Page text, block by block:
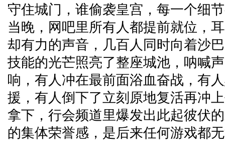
守住城门，谁偷袭皇宫，每一个细
当晚，网吧里所有人都提前就位，
却有力的声音，几百人同时向着沙
技能的光芒照亮了整座城池，呐喊
响，有人冲在最前面浴血奋战，有
援，有人倒下了立刻原地复活再冲
拿下，行会频道里爆发出此起彼伏
的集体荣誉感，是后来任何游戏都